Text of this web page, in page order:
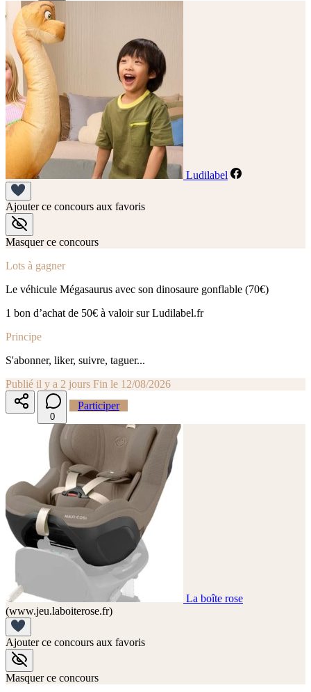
Ludilabel
Ajouter ce concours aux favoris
Masquer ce concours
Lots à gagner
Le véhicule Mégasaurus avec son dinosaure gonflable (70€)
1 bon d’achat de 50€ à valoir sur Ludilabel.fr
Principe
S'abonner, liker, suivre, taguer...
Publié il y a 2 jours Fin le 12/08/2026
0
Participer
La boîte rose
(www.jeu.laboiterose.fr)
Ajouter ce concours aux favoris
Masquer ce concours